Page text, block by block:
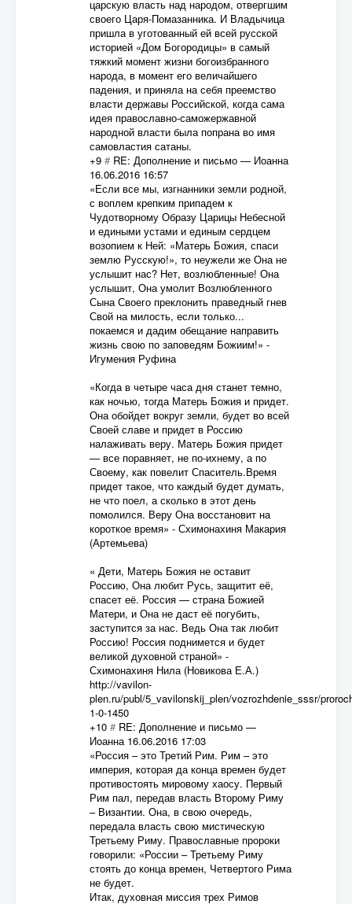
царскую власть над народом, отвергшим
своего Царя-Помазанника. И Владычица
пришла в уготованный ей всей русской
историей «Дом Богородицы» в самый
тяжкий момент жизни богоизбранного
народа, в момент его величайшего
падения, и приняла на себя преемство
власти державы Российской, когда сама
идея православно-саможержавной
народной власти была попрана во имя
самовластия сатаны.
+9 # RE: Дополнение и письмо— Иоанна
16.06.2016 16:57
«Если все мы, изгнанники земли родной,
с воплем крепким припадем к
Чудотворному Образу Царицы Небесной
и едиными устами и единым сердцем
возопием к Ней: «Матерь Божия, спаси
землю Русскую!», то неужели же Она не
услышит нас? Нет, возлюбленные! Она
услышит, Она умолит Возлюбленного
Сына Своего преклонить праведный гнев
Свой на милость, если только...
покаемся и дадим обещание направить
жизнь свою по заповедям Божиим!» -
Игумения Руфина
«Когда в четыре часа дня станет темно,
как ночью, тогда Матерь Божия и придет.
Она обойдет вокруг земли, будет во всей
Своей славе и придет в Россию
налаживать веру. Матерь Божия придет
— все поравняет, не по-ихнему, а по
Своему, как повелит Спаситель.Время
придет такое, что каждый будет думать,
не что поел, а сколько в этот день
помолился. Веру Она восстановит на
короткое время» - Схимонахиня Макария
(Артемьева)
« Дети, Матерь Божия не оставит
Россию, Она любит Русь, защитит её,
спасет её. Россия — страна Божией
Матери, и Она не даст её погубить,
заступится за нас. Ведь Она так любит
Россию! Россия поднимется и будет
великой духовной страной» -
Схимонахиня Нила (Новикова Е.А.)
http://vavilon-
plen.ru/publ/5_vavilonskij_plen/vozrozhdenie_sssr/
1-0-1450
+10 # RE: Дополнение и письмо—
Иоанна 16.06.2016 17:03
«Россия – это Третий Рим. Рим – это
империя, которая да конца времен будет
противостоять мировому хаосу. Первый
Рим пал, передав власть Второму Риму
– Византии. Она, в свою очередь,
передала власть свою мистическую
Третьему Риму. Православные пророки
говорили: «России – Третьему Риму
стоять до конца времен, Четвертого Рима
не будет.
Итак, духовная миссия трех Римов